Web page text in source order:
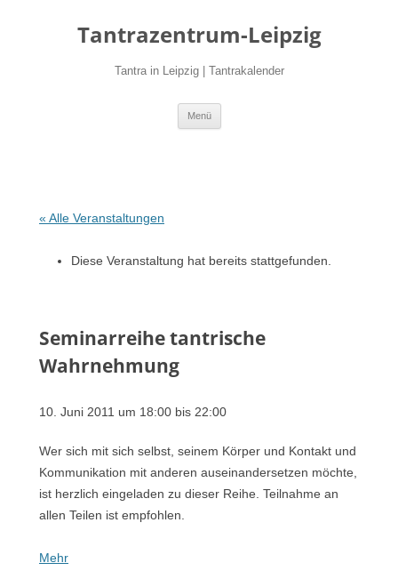
Tantrazentrum-Leipzig
Tantra in Leipzig | Tantrakalender
Menü
« Alle Veranstaltungen
Diese Veranstaltung hat bereits stattgefunden.
Seminarreihe tantrische
Wahrnehmung
10. Juni 2011 um 18:00 bis 22:00
Wer sich mit sich selbst, seinem Körper und Kontakt und
Kommunikation mit anderen auseinandersetzen möchte,
ist herzlich eingeladen zu dieser Reihe. Teilnahme an
allen Teilen ist empfohlen.
Mehr